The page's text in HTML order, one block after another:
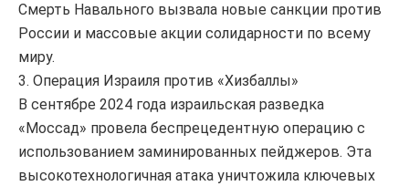
Смерть Навального вызвала новые санкции против
России и массовые акции солидарности по всему
миру.
3. Операция Израиля против «Хизбаллы»
В сентябре 2024 года израильская разведка
«Моссад» провела беспрецедентную операцию с
использованием заминированных пейджеров. Эта
высокотехнологичная атака уничтожила ключевых